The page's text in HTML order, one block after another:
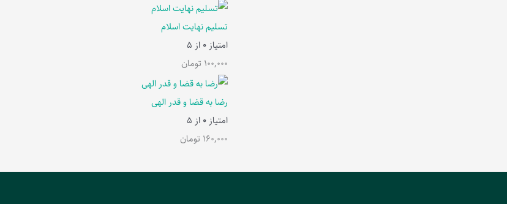
تسلیم نهایت اسلام
امتیاز 0 از 5
100,000 تومان
رضا به قضا و قدر الهی
امتیاز 0 از 5
160,000 تومان